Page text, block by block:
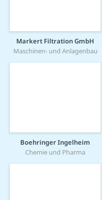
Markert Filtration GmbH
Maschinen- und Anlagenbau
Boehringer Ingelheim
Chemie und Pharma